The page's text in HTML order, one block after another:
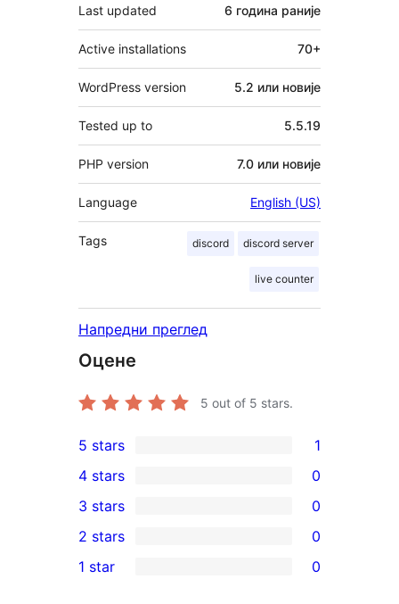
Last updated 6 година раније
Active installations 70+
WordPress version 5.2 или новије
Tested up to 5.5.19
PHP version 7.0 или новије
Language English (US)
Tags discord discord server
live counter
Напредни преглед
Оцене
5 out of 5 stars.
1
5-
star
review
5 stars 1
4-
star
reviews
4 stars 0
0
3-
star
3 stars 0
2-
2 stars 0
1 star 0